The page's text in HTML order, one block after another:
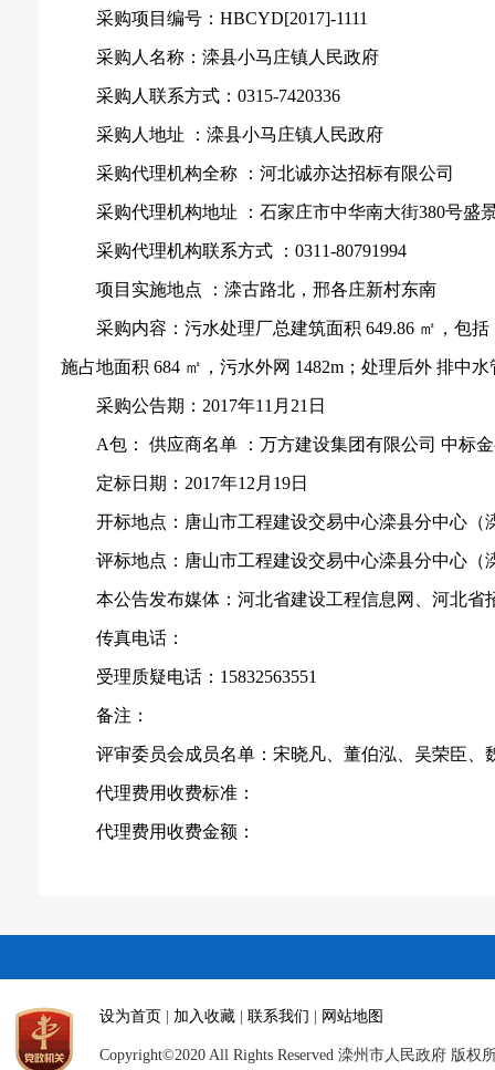
采购项目编号： HBCYD[2017]-1111
采购人名称：滦县小马庄镇人民政府
采购人联系方式： 0315-7420336
采购人地址 ：滦县小马庄镇人民政府
采购代理机构全称 ：河北诚亦达招标有限公司
采购代理机构地址 ：石家庄市中华南大街380号盛
采购代理机构联系方式 ： 0311-80791994
项目实施地点 ：滦古路北，邢各庄新村东南
采购内容：污水处理厂总建筑面积 649.86 ㎡，包
施占地面积 684 ㎡，污水外网 1482m；处理后外 排中
采购公告期： 2017年11月21日
A包： 供应商名单 ：万方建设集团有限公司 中标
定标日期： 2017年12月19日
开标地点：唐山市工程建设交易中心滦县分中心（
评标地点：唐山市工程建设交易中心滦县分中心（
本公告发布媒体：河北省建设工程信息网、河北省
传真电话：
受理质疑电话： 15832563551
备注：
评审委员会成员名单：宋晓凡、董伯泓、吴荣臣、
代理费用收费标准：
代理费用收费金额：
设为首页 加入收藏 联系我们 网站地图
Copyright©2020 All Rights Reserved 滦州市人民政府 版权